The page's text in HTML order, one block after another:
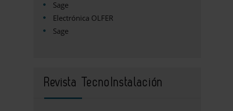
Sage
Electrónica OLFER
Sage
Revista TecnoInstalación